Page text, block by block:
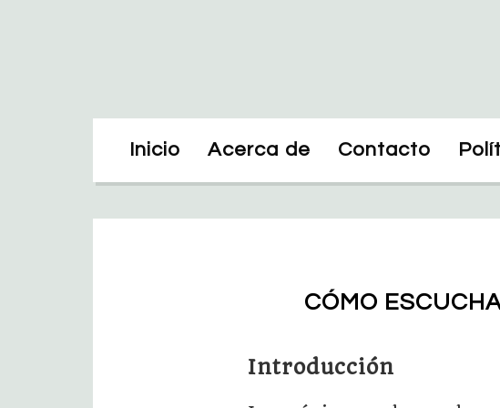
Inicio Acerca de Contacto
CÓMO
Introducción